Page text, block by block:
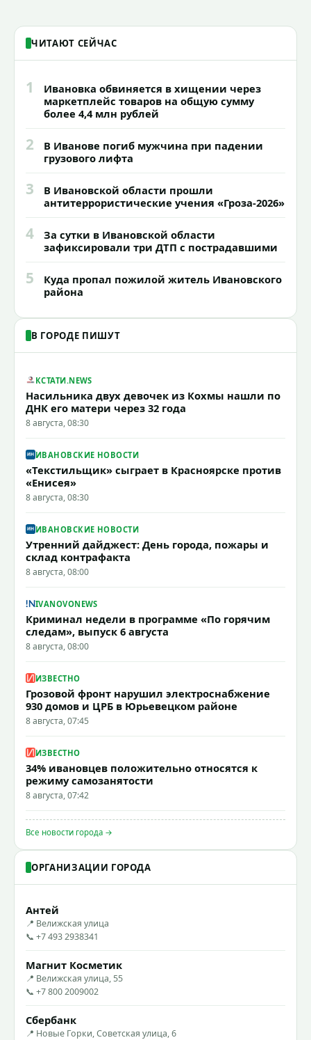
ЧИТАЮТ СЕЙЧАС
1
Ивановка обвиняется в хищении через
маркетплейс товаров на общую сумму
более 4,4 млн рублей
2
В Иванове погиб мужчина при падении
грузового лифта
3
В Ивановской области прошли
антитеррористические учения «Гроза-2026»
4
За сутки в Ивановской области
зафиксировали три ДТП с пострадавшими
5
Куда пропал пожилой житель Ивановского
района
В ГОРОДЕ ПИШУТ
КСТАТИ.NEWS
Насильника двух девочек из Кохмы нашли по
ДНК его матери через 32 года
8 августа, 08:30
ИВАНОВСКИЕ НОВОСТИ
«Текстильщик» сыграет в Красноярске против
«Енисея»
8 августа, 08:30
ИВАНОВСКИЕ НОВОСТИ
Утренний дайджест: День города, пожары и
склад контрафакта
8 августа, 08:00
IVANOVONEWS
Криминал недели в программе «По горячим
следам», выпуск 6 августа
8 августа, 08:00
ИЗВЕСТНО
Грозовой фронт нарушил электроснабжение
930 домов и ЦРБ в Юрьевецком районе
8 августа, 07:45
ИЗВЕСТНО
34% ивановцев положительно относятся к
режиму самозанятости
8 августа, 07:42
Все новости города →
ОРГАНИЗАЦИИ ГОРОДА
Антей
📍 Велижская улица
📞 +7 493 2938341
Магнит Косметик
📍 Велижская улица, 55
📞 +7 800 2009002
Сбербанк
📍 Новые Горки, Советская улица, 6